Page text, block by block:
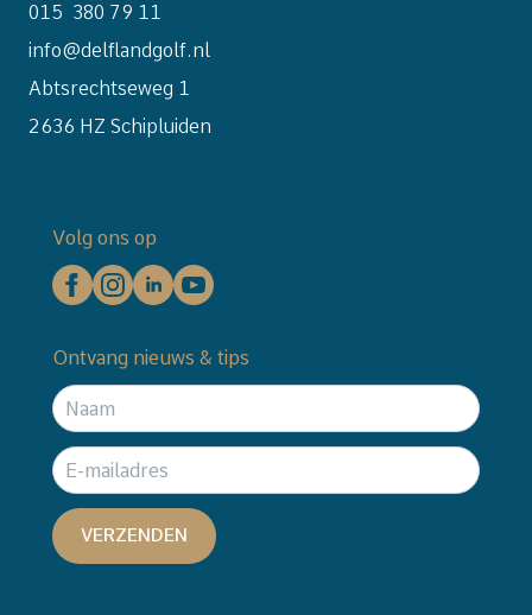
015 380 79 11
info@delflandgolf.nl
Abtsrechtseweg 1
2636 HZ Schipluiden
Volg ons op
Ontvang nieuws & tips
VERZENDEN